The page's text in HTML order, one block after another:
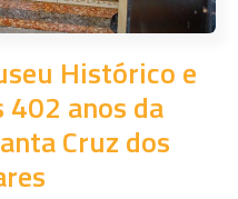
Histórico e
402 anos da
Cruz dos